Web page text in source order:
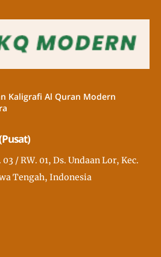
Kaligrafi Al Quran Modern
/ RW. 01, Ds. Undaan Lor, Kec.
Tengah, Indonesia